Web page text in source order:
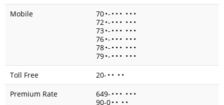
Mobile
70•- • • • • • •
72•- • • • • • •
73•- • • • • • •
76•- • • • • • •
78•- • • • • • •
79•- • • • • • •
Toll Free
20- • • • •
Premium Rate
649- • • • • • •
90-0• • • •